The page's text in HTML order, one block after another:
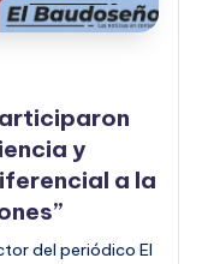
y
a la
del periódico El